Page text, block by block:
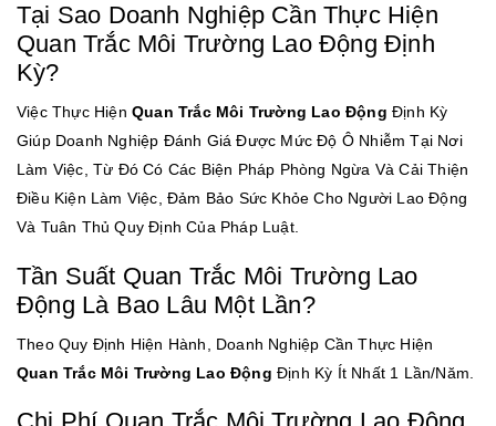
Tại Sao Doanh Nghiệp Cần Thực Hiện
Quan Trắc Môi Trường Lao Động Định
Kỳ?
Việc Thực Hiện Quan Trắc Môi Trường Lao Động Định Kỳ
Giúp Doanh Nghiệp Đánh Giá Được Mức Độ Ô Nhiễm Tại Nơi
Làm Việc, Từ Đó Có Các Biện Pháp Phòng Ngừa Và Cải Thiện
Điều Kiện Làm Việc, Đảm Bảo Sức Khỏe Cho Người Lao Động
Và Tuân Thủ Quy Định Của Pháp Luật.
Tần Suất Quan Trắc Môi Trường Lao
Động Là Bao Lâu Một Lần?
Theo Quy Định Hiện Hành, Doanh Nghiệp Cần Thực Hiện
Quan Trắc Môi Trường Lao Động Định Kỳ Ít Nhất 1 Lần/năm.